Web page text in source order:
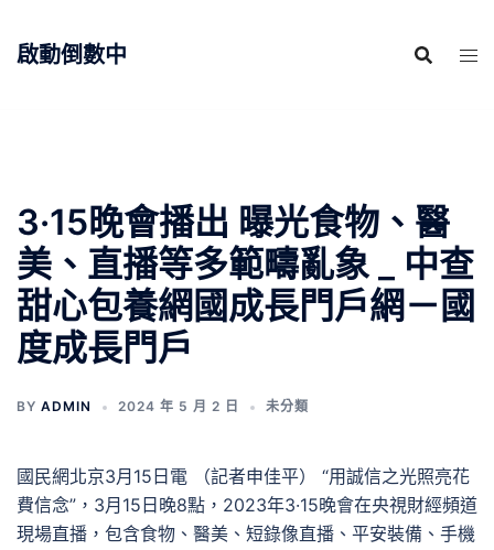
啟動倒數中
3·15晚會播出 曝光食物、醫
美、直播等多範疇亂象 _ 中查
甜心包養網國成長門戶網－國
度成長門戶
BY ADMIN 2024 年 5 月 2 日 未分類
國民網北京3月15日電 （記者申佳平） “用誠信之光照亮花
費信念”，3月15日晚8點，2023年3·15晚會在央視財經頻道
現場直播，包含食物、醫美、短錄像直播、平安裝備、手機